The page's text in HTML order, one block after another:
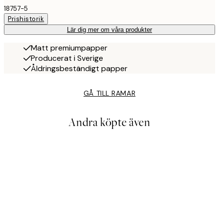
18757-5
Prishistorik
Lär dig mer om våra produkter
Matt premiumpapper
Producerat i Sverige
Åldringsbeständigt papper
GÅ TILL RAMAR
Andra köpte även